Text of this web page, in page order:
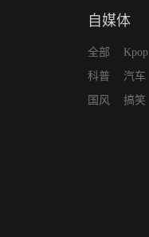
自媒体
全部
科普
国风
Kpop
汽车
搞笑